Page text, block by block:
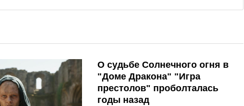
О судьбе Солнечного огня в
"Доме Дракона" "Игра
престолов" проболталась
годы назад